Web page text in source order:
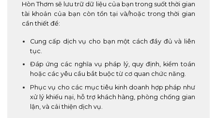
Hòn Thơm sẽ lưu trữ dữ liệu của bạn trong suốt thời gian
tài khoản của bạn còn tồn tại và/hoặc trong thời gian
cần thiết để:
Cung cấp dịch vụ cho bạn một cách đầy đủ và liên
tục.
Đáp ứng các nghĩa vụ pháp lý, quy định, kiểm toán
hoặc các yêu cầu bắt buộc từ cơ quan chức năng.
Phục vụ cho các mục tiêu kinh doanh hợp pháp như
xử lý khiếu nại, hỗ trợ khách hàng, phòng chống gian
lận, và cải thiện dịch vụ.